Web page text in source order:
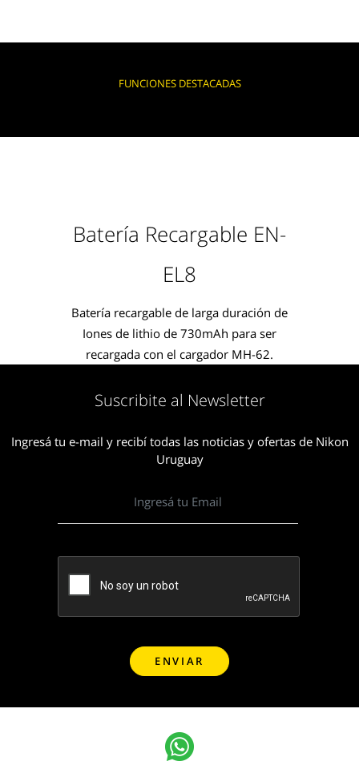
FUNCIONES DESTACADAS
Batería Recargable EN-
EL8
Batería recargable de larga duración de
Iones de lithio de 730mAh para ser
recargada con el cargador MH-62.
Suscribite al Newsletter
Ingresá tu e-mail y recibí todas las noticias y ofertas de Nikon
Uruguay